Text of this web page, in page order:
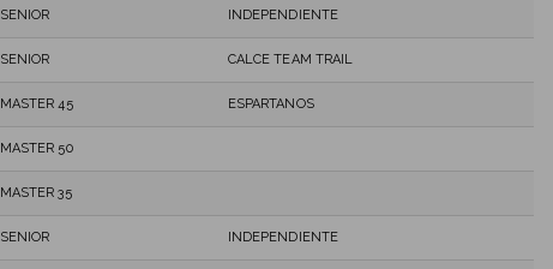
SENIOR INDEPENDIENTE
SENIOR CALCE TEAM TRAIL
MASTER 45 ESPARTANOS
MASTER 50
MASTER 35
SENIOR INDEPENDIENTE